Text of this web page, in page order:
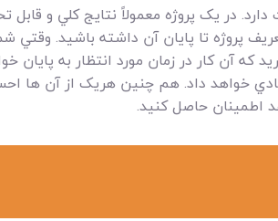
دارد. در يک پروژه معمولاً نتايج کلي و
پروژه تا پايان آن داشته باشيد. وقتي
آن کار در زمان مورد انتظار به پايان
خواهد داد. هم چنين هريک از آن
اطمينان حاصل کنيد.